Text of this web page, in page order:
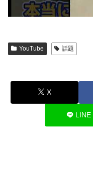
YouTube 話題
X
LINE